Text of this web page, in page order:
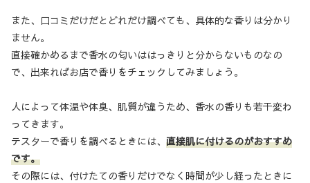
また、口コミだけだとどれだけ調べても、具体的な香りは分かり
ません。
直接確かめるまで香水の匂いははっきりと分からないものなの
で、出来ればお店で香りをチェックしてみましょう。
人によって体温や体臭、肌質が違うため、香水の香りも若干変わ
ってきます。
テスターで香りを調べるときには、 直接肌に付けるのがおすすめ
です。
その際には、付けたての香りだけでなく時間が少し経ったときに